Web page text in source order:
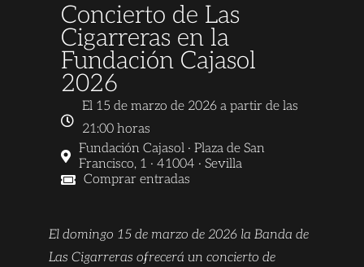
Concierto de Las
Cigarreras en la
Fundación Cajasol
2026
El 15 de marzo de 2026 a partir de las
21:00 horas
Fundación Cajasol · Plaza de San
Francisco, 1 · 41004 · Sevilla
Comprar entradas
El domingo 15 de marzo de 2026 la Banda de
Las Cigarreras ofrecerá un concierto de